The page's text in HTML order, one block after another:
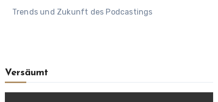
Trends und Zukunft des Podcastings
Versäumt